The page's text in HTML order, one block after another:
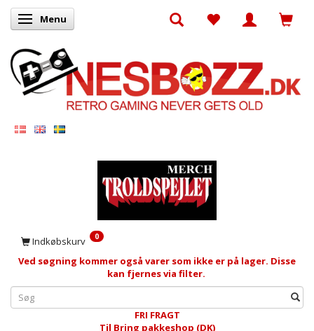
Skifte navigation
Menu
Indkøbskurv 0
Ved søgning kommer også varer som ikke er på lager. Disse
kan fjernes via filter.
FRI FRAGT
Til Bring pakkeshop (DK)